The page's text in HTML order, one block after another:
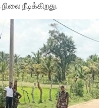
நீடிக்கிறது.